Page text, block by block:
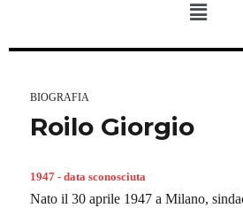
BIOGRAFIA
Roilo Giorgio
1947 - data sconosciuta
Nato il 30 aprile 1947 a Milano,